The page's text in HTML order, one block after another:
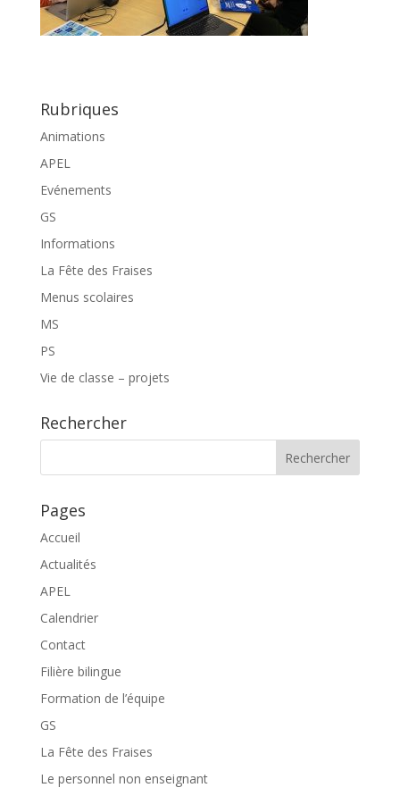
Rubriques
Animations
APEL
Evénements
GS
Informations
La Fête des Fraises
Menus scolaires
MS
PS
Vie de classe – projets
Rechercher
Pages
Accueil
Actualités
APEL
Calendrier
Contact
Filière bilingue
Formation de l’équipe
GS
La Fête des Fraises
Le personnel non enseignant